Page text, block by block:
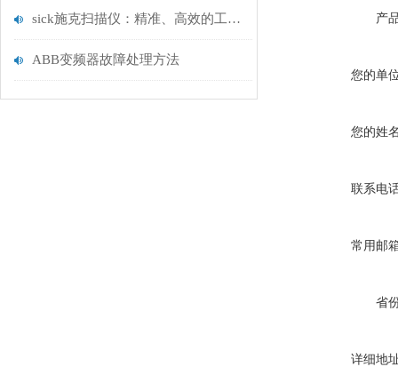
sick施克扫描仪：精准、高效的工业视觉解决方案
ABB变频器故障处理方法
产
您的单
您的姓
联系电
常用邮
省
详细地